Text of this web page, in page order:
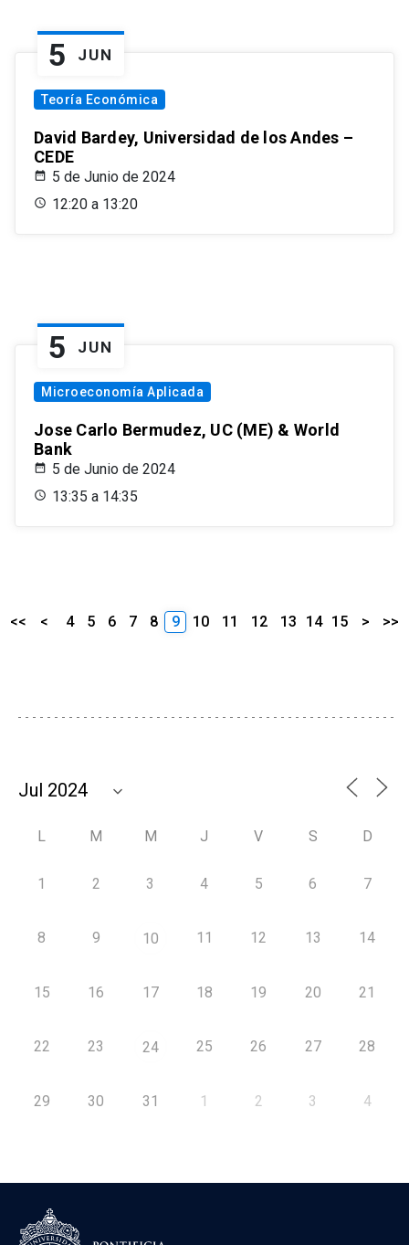
5 JUN
Teoría Económica
David Bardey, Universidad de los Andes –
CEDE
5 de Junio de 2024
12:20 a 13:20
5 JUN
Microeconomía Aplicada
Jose Carlo Bermudez, UC (ME) & World
Bank
5 de Junio de 2024
13:35 a 14:35
<< < 4 5 6 7 8 9 10 11 12 13 14 15 > >>
L M M J V S D
1 2 3 4 5 6 7
8 9 10 11 12 13 14
15 16 17 18 19 20 21
22 23 24 25 26 27 28
29 30 31 1 2 3 4